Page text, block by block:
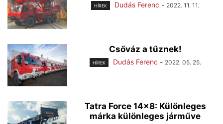
HÍREK Dudás Ferenc - 2022. 11. 11.
Csőváz a tűznek!
HÍREK Dudás Ferenc - 2022. 05. 25.
Tatra Force 14×8: Különleges
márka különleges járműve